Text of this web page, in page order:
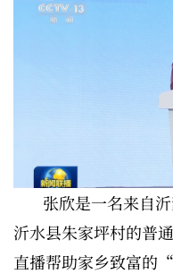
张欣是一名来自
沂水县朱家坪村的普
直播帮助家乡致富